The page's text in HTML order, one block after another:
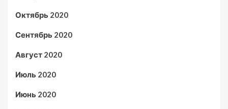
Октябрь 2020
Сентябрь 2020
Август 2020
Июль 2020
Июнь 2020